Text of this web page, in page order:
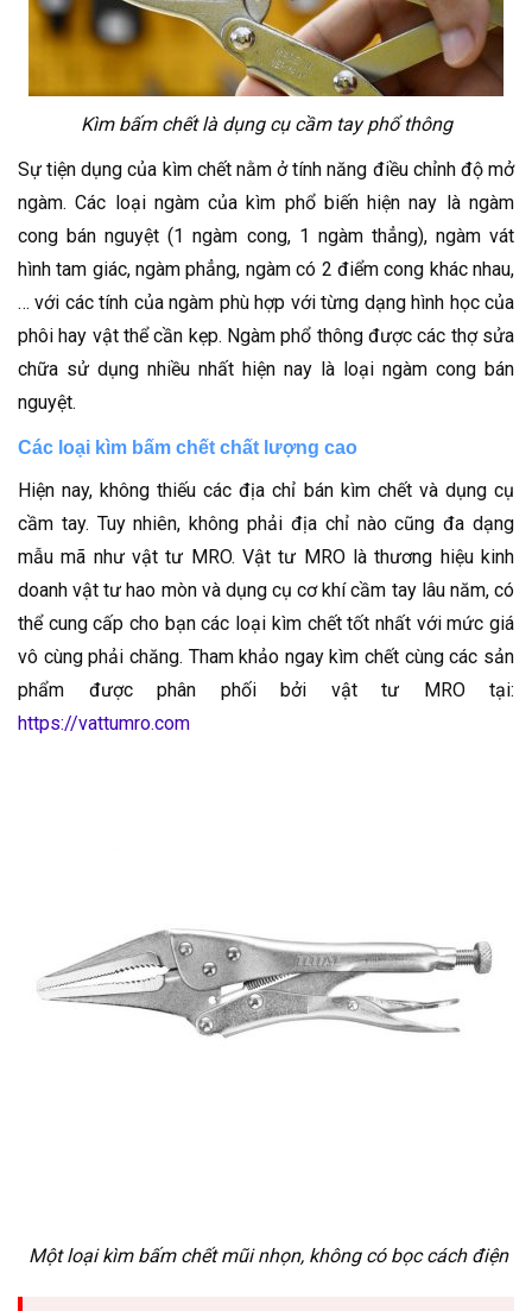
Kìm bấm chết là dụng cụ cầm tay phổ thông
Sự tiện dụng của kìm chết nằm ở tính năng điều chỉnh độ mở
ngàm. Các loại ngàm của kìm phổ biến hiện nay là ngàm
cong bán nguyệt (1 ngàm cong, 1 ngàm thẳng), ngàm vát
hình tam giác, ngàm phẳng, ngàm có 2 điểm cong khác nhau,
… với các tính của ngàm phù hợp với từng dạng hình học của
phôi hay vật thể cần kẹp. Ngàm phổ thông được các thợ sửa
chữa sử dụng nhiều nhất hiện nay là loại ngàm cong bán
nguyệt.
Các loại kìm bấm chết chất lượng cao
Hiện nay, không thiếu các địa chỉ bán kìm chết và dụng cụ
cầm tay. Tuy nhiên, không phải địa chỉ nào cũng đa dạng
mẫu mã như vật tư MRO. Vật tư MRO là thương hiệu kinh
doanh vật tư hao mòn và dụng cụ cơ khí cầm tay lâu năm, có
thể cung cấp cho bạn các loại kìm chết tốt nhất với mức giá
vô cùng phải chăng. Tham khảo ngay kìm chết cùng các sản
phẩm được phân phối bởi vật tư MRO tại:
https://vattumro.com
Một loại kìm bấm chết mũi nhọn, không có bọc cách điện